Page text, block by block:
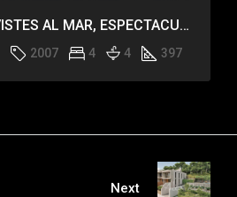
AIGUA XELIDA – VISTES AL MAR, ESPECTACULAR CASA
2007 4 4 397
Next